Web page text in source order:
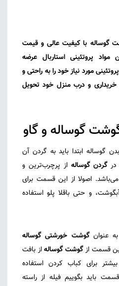
با کیفیت عالی و قیمت
مواد پروتئینی استاربال عرضه
مورد نیاز خود را به راحتی و
خریداری و درب منزل خود تحویل
گوساله و گاو
گوساله ابتدا باید به گردن آن
درگردن گوساله از پرچرب‌ترین و
اصولا از این قسمت برای
و حتی باقلا پلو استفاده
عنوانگوشت خورشتی گوساله
قسمت ازگوشت گوسالهاز بافت
برای کباب کردن استفاده
باید بگوییم فیله از راسته